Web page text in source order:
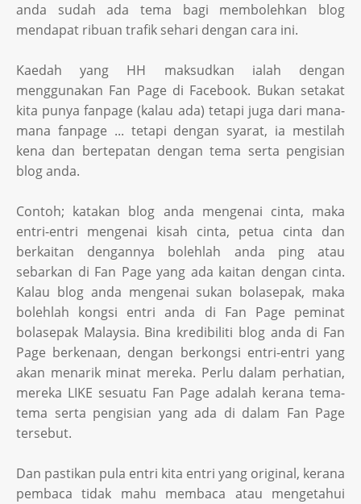
anda sudah ada tema bagi membolehkan blog
mendapat ribuan trafik sehari dengan cara ini.
Kaedah yang HH maksudkan ialah dengan
menggunakan Fan Page di Facebook. Bukan setakat
kita punya fanpage (kalau ada) tetapi juga dari mana-
mana fanpage ... tetapi dengan syarat, ia mestilah
kena dan bertepatan dengan tema serta pengisian
blog anda.
Contoh; katakan blog anda mengenai cinta, maka
entri-entri mengenai kisah cinta, petua cinta dan
berkaitan dengannya bolehlah anda ping atau
sebarkan di Fan Page yang ada kaitan dengan cinta.
Kalau blog anda mengenai sukan bolasepak, maka
bolehlah kongsi entri anda di Fan Page peminat
bolasepak Malaysia. Bina kredibiliti blog anda di Fan
Page berkenaan, dengan berkongsi entri-entri yang
akan menarik minat mereka. Perlu dalam perhatian,
mereka LIKE sesuatu Fan Page adalah kerana tema-
tema serta pengisian yang ada di dalam Fan Page
tersebut.
Dan pastikan pula entri kita entri yang original, kerana
pembaca tidak mahu membaca atau mengetahui